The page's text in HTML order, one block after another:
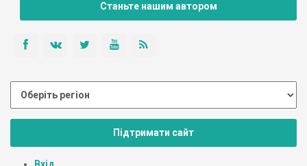
Станьте нашим автором
Підтримати сайт
Вхід